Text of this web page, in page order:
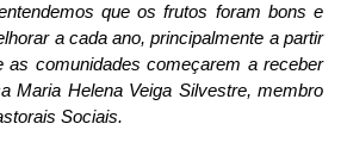
que os frutos foram bons e
a cada ano, principalmente a partir
as comunidades começarem a receber
Maria Helena Veiga Silvestre, membro
Sociais.